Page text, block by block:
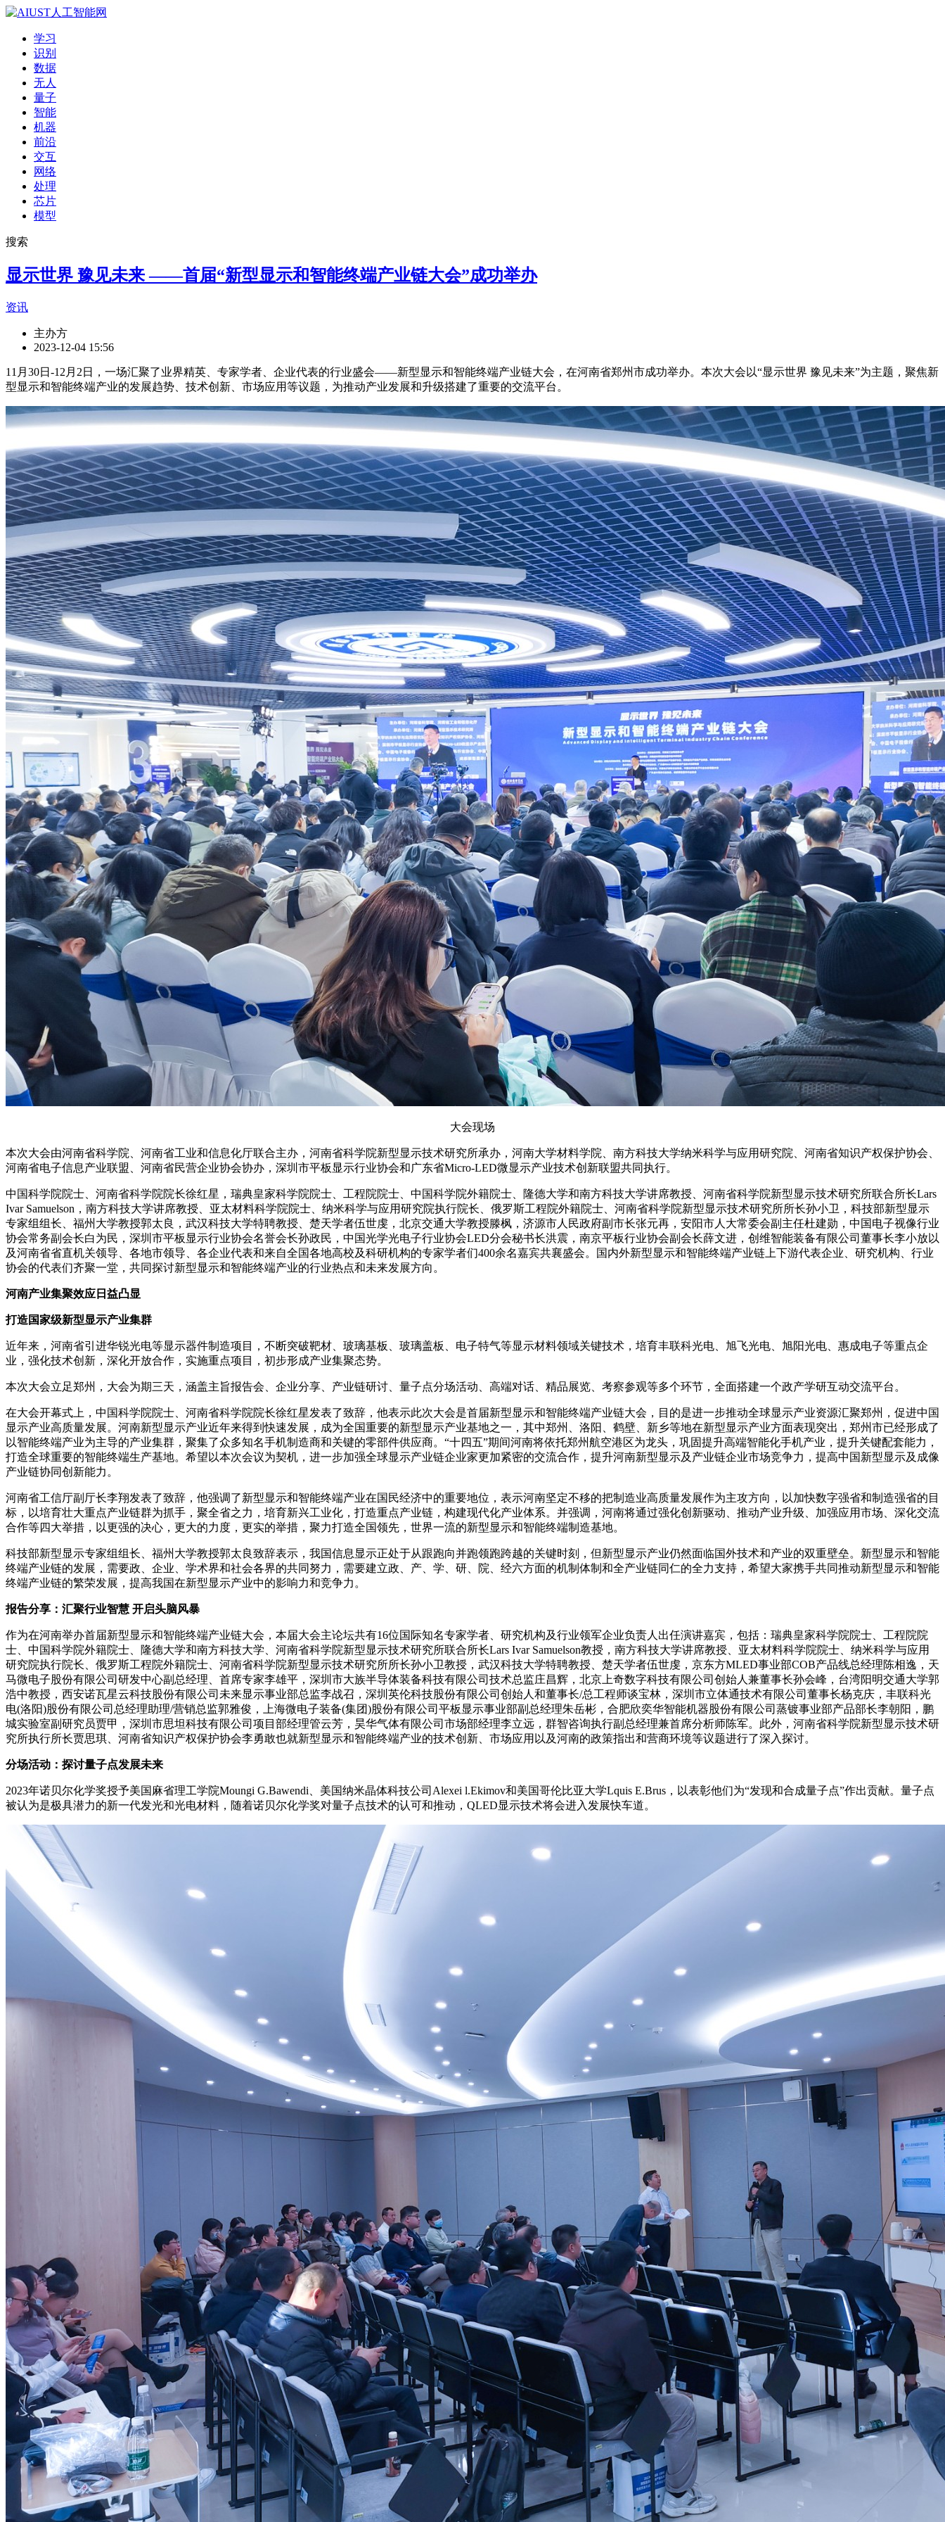
学习
识别
数据
无人
量子
智能
机器
前沿
交互
网络
处理
芯片
模型
搜索
显示世界 豫见未来 ——首届“新型显示和智能终端产业链大会”成功举办
资讯
主办方
2023-12-04 15:56
11月30日-12月2日，一场汇聚了业界精英、专家学者、企业代表的行业盛会——新型显示和智能终端产业链大会，在河南省郑州市成功举办。本次大会以“显示世界 豫见未来”为主题，聚焦新
型显示和智能终端产业的发展趋势、技术创新、市场应用等议题，为推动产业发展和升级搭建了重要的交流平台。
大会现场
本次大会由河南省科学院、河南省工业和信息化厅联合主办，河南省科学院新型显示技术研究所承办，河南大学材料学院、南方科技大学纳米科学与应用研究院、河南省知识产权保护协会、
河南省电子信息产业联盟、河南省民营企业协会协办，深圳市平板显示行业协会和广东省Micro-LED微显示产业技术创新联盟共同执行。
中国科学院院士、河南省科学院院长徐红星，瑞典皇家科学院院士、工程院院士、中国科学院外籍院士、隆德大学和南方科技大学讲席教授、河南省科学院新型显示技术研究所联合所长Lars
Ivar Samuelson，南方科技大学讲席教授、亚太材料科学院院士、纳米科学与应用研究院执行院长、俄罗斯工程院外籍院士、河南省科学院新型显示技术研究所所长孙小卫，科技部新型显示
专家组组长、福州大学教授郭太良，武汉科技大学特聘教授、楚天学者伍世虔，北京交通大学教授滕枫，济源市人民政府副市长张元再，安阳市人大常委会副主任杜建勋，中国电子视像行业
协会常务副会长白为民，深圳市平板显示行业协会名誉会长孙政民，中国光学光电子行业协会LED分会秘书长洪震，南京平板行业协会副会长薛文进，创维智能装备有限公司董事长李小放以
及河南省省直机关领导、各地市领导、各企业代表和来自全国各地高校及科研机构的专家学者们400余名嘉宾共襄盛会。国内外新型显示和智能终端产业链上下游代表企业、研究机构、行业
协会的代表们齐聚一堂，共同探讨新型显示和智能终端产业的行业热点和未来发展方向。
河南产业集聚效应日益凸显
打造国家级新型显示产业集群
近年来，河南省引进华锐光电等显示器件制造项目，不断突破靶材、玻璃基板、玻璃盖板、电子特气等显示材料领域关键技术，培育丰联科光电、旭飞光电、旭阳光电、惠成电子等重点企
业，强化技术创新，深化开放合作，实施重点项目，初步形成产业集聚态势。
本次大会立足郑州，大会为期三天，涵盖主旨报告会、企业分享、产业链研讨、量子点分场活动、高端对话、精品展览、考察参观等多个环节，全面搭建一个政产学研互动交流平台。
在大会开幕式上，中国科学院院士、河南省科学院院长徐红星发表了致辞，他表示此次大会是首届新型显示和智能终端产业链大会，目的是进一步推动全球显示产业资源汇聚郑州，促进中国
显示产业高质量发展。河南新型显示产业近年来得到快速发展，成为全国重要的新型显示产业基地之一，其中郑州、洛阳、鹤壁、新乡等地在新型显示产业方面表现突出，郑州市已经形成了
以智能终端产业为主导的产业集群，聚集了众多知名手机制造商和关键的零部件供应商。“十四五”期间河南将依托郑州航空港区为龙头，巩固提升高端智能化手机产业，提升关键配套能力，
打造全球重要的智能终端生产基地。希望以本次会议为契机，进一步加强全球显示产业链企业家更加紧密的交流合作，提升河南新型显示及产业链企业市场竞争力，提高中国新型显示及成像
产业链协同创新能力。
河南省工信厅副厅长李翔发表了致辞，他强调了新型显示和智能终端产业在国民经济中的重要地位，表示河南坚定不移的把制造业高质量发展作为主攻方向，以加快数字强省和制造强省的目
标，以培育壮大重点产业链群为抓手，聚全省之力，培育新兴工业化，打造重点产业链，构建现代化产业体系。并强调，河南将通过强化创新驱动、推动产业升级、加强应用市场、深化交流
合作等四大举措，以更强的决心，更大的力度，更实的举措，聚力打造全国领先，世界一流的新型显示和智能终端制造基地。
科技部新型显示专家组组长、福州大学教授郭太良致辞表示，我国信息显示正处于从跟跑向并跑领跑跨越的关键时刻，但新型显示产业仍然面临国外技术和产业的双重壁垒。新型显示和智能
终端产业链的发展，需要政、企业、学术界和社会各界的共同努力，需要建立政、产、学、研、院、经六方面的机制体制和全产业链同仁的全力支持，希望大家携手共同推动新型显示和智能
终端产业链的繁荣发展，提高我国在新型显示产业中的影响力和竞争力。
报告分享：汇聚行业智慧 开启头脑风暴
作为在河南举办首届新型显示和智能终端产业链大会，本届大会主论坛共有16位国际知名专家学者、研究机构及行业领军企业负责人出任演讲嘉宾，包括：瑞典皇家科学院院士、工程院院
士、中国科学院外籍院士、隆德大学和南方科技大学、河南省科学院新型显示技术研究所联合所长Lars Ivar Samuelson教授，南方科技大学讲席教授、亚太材料科学院院士、纳米科学与应用
研究院执行院长、俄罗斯工程院外籍院士、河南省科学院新型显示技术研究所所长孙小卫教授，武汉科技大学特聘教授、楚天学者伍世虔，京东方MLED事业部COB产品线总经理陈相逸，天
马微电子股份有限公司研发中心副总经理、首席专家李雄平，深圳市大族半导体装备科技有限公司技术总监庄昌辉，北京上奇数字科技有限公司创始人兼董事长孙会峰，台湾阳明交通大学郭
浩中教授，西安诺瓦星云科技股份有限公司未来显示事业部总监李战召，深圳英伦科技股份有限公司创始人和董事长/总工程师谈宝林，深圳市立体通技术有限公司董事长杨克庆，丰联科光
电(洛阳)股份有限公司总经理助理/营销总监郭雅俊，上海微电子装备(集团)股份有限公司平板显示事业部副总经理朱岳彬，合肥欣奕华智能机器股份有限公司蒸镀事业部产品部长李朝阳，鹏
城实验室副研究员贾甲，深圳市思坦科技有限公司项目部经理管云芳，昊华气体有限公司市场部经理李立远，群智咨询执行副总经理兼首席分析师陈军。此外，河南省科学院新型显示技术研
究所执行所长贾思琪、河南省知识产权保护协会李勇敢也就新型显示和智能终端产业的技术创新、市场应用以及河南的政策指出和营商环境等议题进行了深入探讨。
分场活动：探讨量子点发展未来
2023年诺贝尔化学奖授予美国麻省理工学院Moungi G.Bawendi、美国纳米晶体科技公司Alexei l.Ekimov和美国哥伦比亚大学Lquis E.Brus，以表彰他们为“发现和合成量子点”作出贡献。量子点
被认为是极具潜力的新一代发光和光电材料，随着诺贝尔化学奖对量子点技术的认可和推动，QLED显示技术将会进入发展快车道。